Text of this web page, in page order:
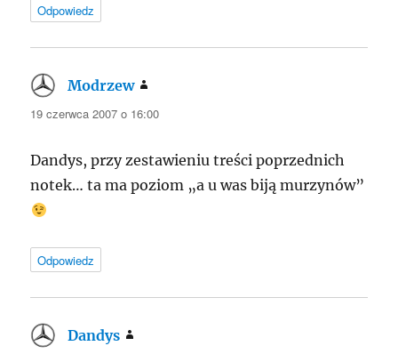
Odpowiedz
Modrzew
19 czerwca 2007 o 16:00
Dandys, przy zestawieniu treści poprzednich
notek… ta ma poziom „a u was biją murzynów”
Odpowiedz
Dandys